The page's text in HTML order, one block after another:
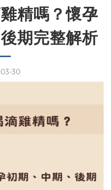
精嗎？懷孕
期完整解析
30